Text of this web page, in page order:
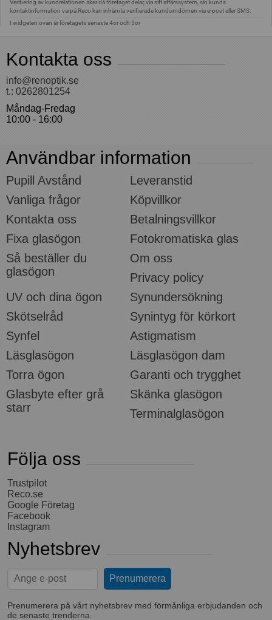
Kontakta oss
info@renoptik.se
t.: 0262801254
Måndag-Fredag
10:00 - 16:00
Användbar information
Pupill Avstånd
Leveranstid
Vanliga frågor
Köpvillkor
Kontakta oss
Betalningsvillkor
Fixa glasögon
Fotokromatiska glas
Så beställer du
glasögon
Om oss
Privacy policy
UV och dina ögon
Synundersökning
Skötselråd
Synintyg för körkort
Synfel
Astigmatism
Läsglasögon
Läsglasögon dam
Torra ögon
Garanti och trygghet
Glasbyte efter grå
starr
Skänka glasögon
Terminalglasögon
Följa oss
Trustpilot
Reco.se
Google Företag
Facebook
Instagram
Nyhetsbrev
Prenumerera på vårt nyhetsbrev med förmånliga erbjudanden och
de senaste trenderna.